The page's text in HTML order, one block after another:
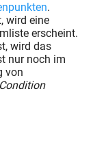
.
wird eine
erscheint.
wird das
nur noch im
von
Condition